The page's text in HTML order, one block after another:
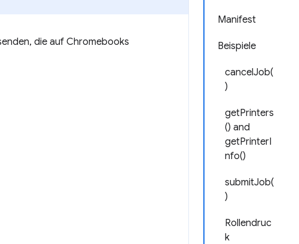
Manifest
Beispiele
cancelJob(
)
getPrinters
() and
getPrinterI
nfo()
submitJob(
)
Rollendruc
k
die auf Chromebooks